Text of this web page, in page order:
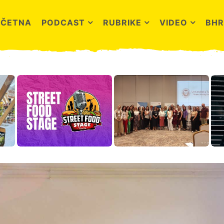
PODCAST RUBRIKE VIDEO